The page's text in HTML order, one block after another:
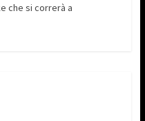
che si correrà a